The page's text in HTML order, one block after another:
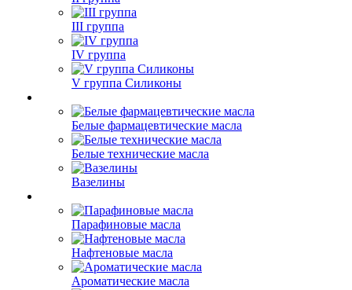
III группа
IV группа
V группа Силиконы
Белые фармацевтические масла
Белые технические масла
Вазелины
Парафиновые масла
Нафтеновые масла
Ароматические масла